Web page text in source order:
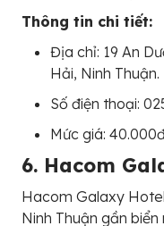
Thông tin chi tiết:
Địa chỉ: 19 An
Hải, Ninh Thuận.
Số điện thoại:
Mức giá:
6. Hacom
Hacom Galaxy
Ninh Thuận gần